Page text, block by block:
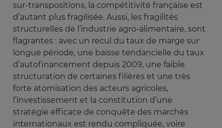
sur-transpositions, la compétitivité française est
d’autant plus fragilisée. Aussi, les fragilités
structurelles de l’industrie agro-alimentaire, sont
flagrantes : avec un recul du taux de marge sur
longue période, une baisse tendancielle du taux
d’autofinancement depuis 2009, une faible
structuration de certaines filières et une très
forte atomisation des acteurs agricoles,
l’investissement et la constitution d’une
stratégie efficace de conquête des marchés
internationaux est rendu compliquée, voire